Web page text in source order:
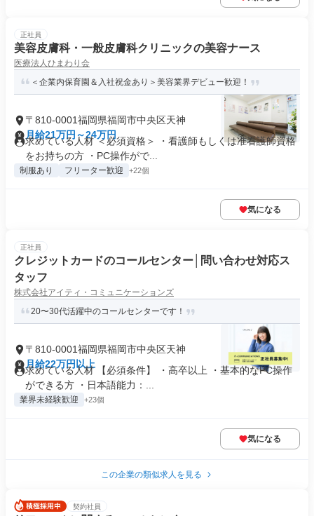
正社員
美容皮膚科・一般皮膚科クリニックの美容ナース
医療法人ひまわり会
＜企業内保育園＆入社祝金あり＞美容業界デビュー歓迎！
〒810-0001福岡県福岡市中央区天神
月給21万円～24万円
求めている人材 ＜必須資格＞ ・看護師もしくは准看護師資格
をお持ちの方 ・PC操作がで...
制服あり フリーター歓迎 +22個
気になる
正社員
クレジットカードのコールセンター│問い合わせ対応ス
タッフ
株式会社アイティ・コミュニケーションズ
20〜30代活躍中のコールセンターです！
〒810-0001福岡県福岡市中央区天神
月給22万円以上
求めている人材 【必須条件】 ・高卒以上 ・基本的なPC操作
ができる方 ・日本語能力：...
業界未経験歓迎 +23個
気になる
この企業の類似求人を見る
契約社員